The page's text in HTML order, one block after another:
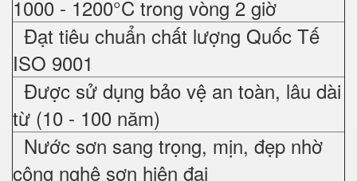
1000 - 1200°C trong vòng 2 giờ
Đạt tiêu chuẩn chất lượng Quốc Tế
ISO 9001
Được sử dụng bảo vệ an toàn, lâu dài
từ (10 - 100 năm)
Nước sơn sang trọng, mịn, đẹp nhờ
công nghệ sơn hiện đại